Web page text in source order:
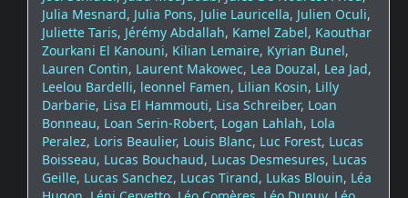
Julia Mesnard, Julia Pons, Julie Lauricella, Julien Oculi,
Juliette Taris, Jérémy Abdallah, Kamel Zabel, Kaouthar
Zourkani El Kanouni, Kilian Lemaire, Kyrian Bunel,
Lauren Contin, Laurent Makowec, Lea Douzal, Lea Jad,
Leelou Bardelli, leonnel Famen, Lilian Kosin, Lilly
Darbarie, Lisa El Hammouti, Lisa Schreiber, Loan
Bonneau, Loan Serin-Robert, Logan Lahlah, Lola
Peralez, Loris Beaulier, Louis Blanc, Luc Forest, Lucas
Boisseau, Lucas Bouchaud, Lucas Desmesures, Lucas
Geille, Lucas Sanchez, Lucas Tirand, Lukas Blouin, Léa